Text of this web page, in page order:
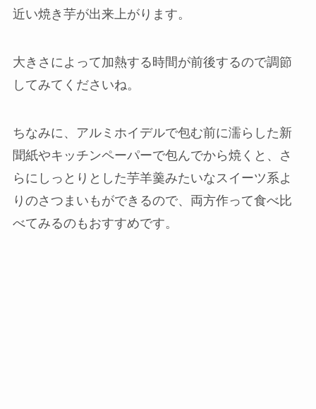
近い焼き芋が出来上がります。
大きさによって加熱する時間が前後するので調節
してみてくださいね。
ちなみに、アルミホイデルで包む前に濡らした新
聞紙やキッチンペーパーで包んでから焼くと、さ
らにしっとりとした芋羊羹みたいなスイーツ系よ
りのさつまいもができるので、両方作って食べ比
べてみるのもおすすめです。